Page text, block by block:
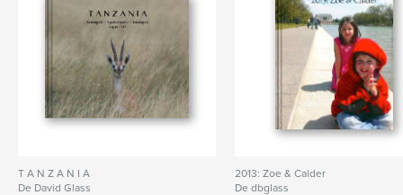
T A N Z A N I A
De David Glass
2013: Zoe & Calder
De dbglass